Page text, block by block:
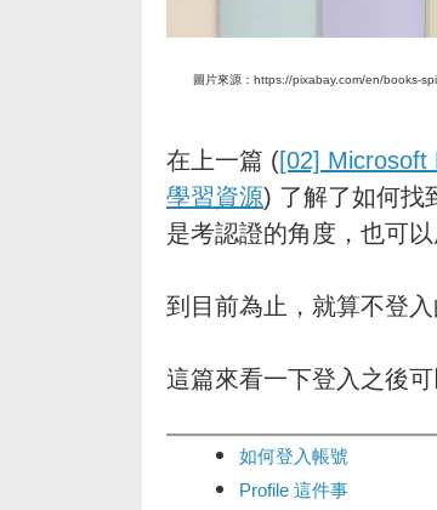
圖片來源：https://pixabay.com/en/books-
在上一篇 ([02] Microsoft
學習資源) 了解了如何找
是考認證的角度，也可
到目前為止，就算不登
這篇來看一下登入之後可
如何登入帳號
Profile 這件事